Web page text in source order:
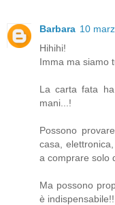
Barbara 10
Hihihi!
Imma ma siamo
La carta fata
mani...!
Possono
casa,
a comprare solo
Ma possono
è